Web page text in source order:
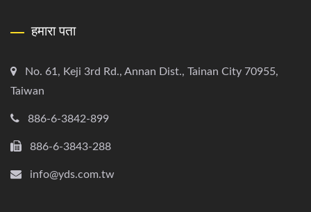
हमारा पता
No. 61, Keji 3rd Rd., Annan Dist., Tainan City 70955,
Taiwan
886-6-3842-899
886-6-3843-288
info@yds.com.tw